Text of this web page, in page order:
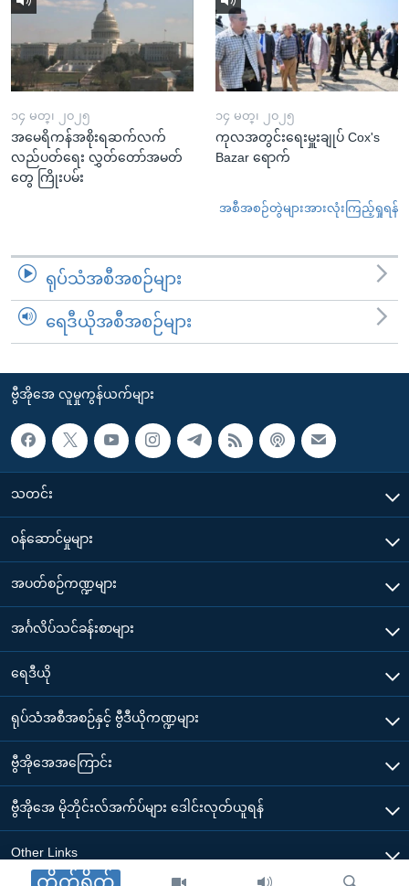
တိုက်ရိုက်
၁၄ မတ္၊ ၂၀၂၅
အမေရိကန်အစိုးရဆက်လက်
လည်ပတ်ရေး လွှတ်တော်အမတ်
တွေ ကြိုးပမ်း
၁၄ မတ္၊ ၂၀၂၅
ကုလအတွင်းရေးမှူးချုပ် Cox's
Bazar ရောက်
အစီအစဉ်တွဲများအားလုံးကြည့်ရှုရန်
ရုပ်သံအစီအစဉ်များ
ရေဒီယိုအစီအစဉ်များ
ဗွီအိုအေ လူမှုကွန်ယက်များ
သတင်း
၀န်ဆောင်မှုများ
အပတ်စဉ်ကဏ္ဍများ
အင်္ဂလိပ်သင်ခန်းစာများ
ရေဒီယို
ရုပ်သံအစီအစဉ်နှင့် ဗွီဒီယိုကဏ္ဍများ
ဗွီအိုအေအကြောင်း
ဗွီအိုအေ မိုဘိုင်းလ်အက်ပ်များ ဒေါင်းလုတ်ယူရန်
Other Links